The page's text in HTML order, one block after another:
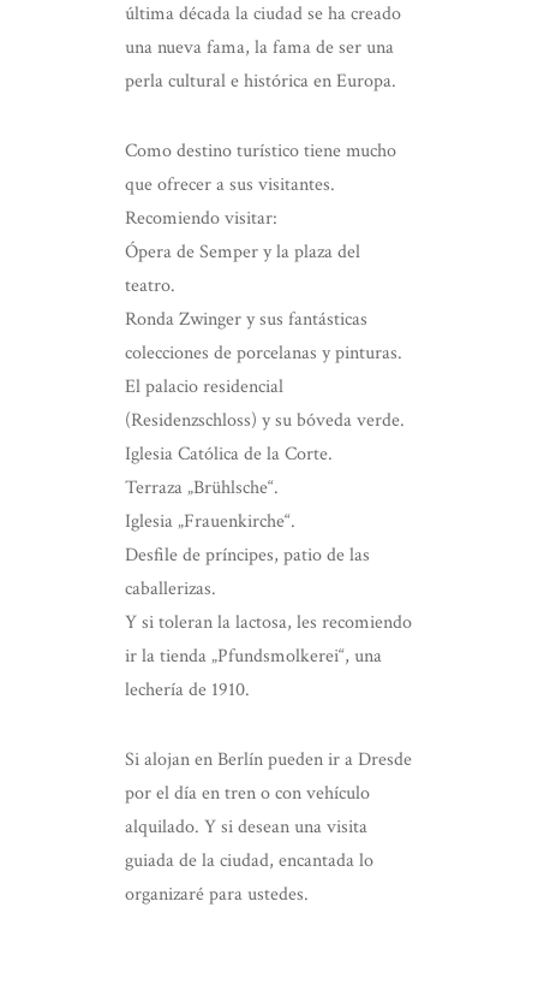
última década la ciudad se ha creado
una nueva fama, la fama de ser una
perla cultural e histórica en Europa.
Como destino turístico tiene mucho
que ofrecer a sus visitantes.
Recomiendo visitar:
Ópera de Semper y la plaza del
teatro.
Ronda Zwinger y sus fantásticas
colecciones de porcelanas y pinturas.
El palacio residencial
(Residenzschloss) y su bóveda verde.
Iglesia Católica de la Corte.
Terraza „Brühlsche“.
Iglesia „Frauenkirche“.
Desfile de príncipes, patio de las
caballerizas.
Y si toleran la lactosa, les recomiendo
ir la tienda „Pfundsmolkerei“, una
lechería de 1910.
Si alojan en Berlín pueden ir a Dresde
por el día en tren o con vehículo
alquilado. Y si desean una visita
guiada de la ciudad, encantada lo
organizaré para ustedes.